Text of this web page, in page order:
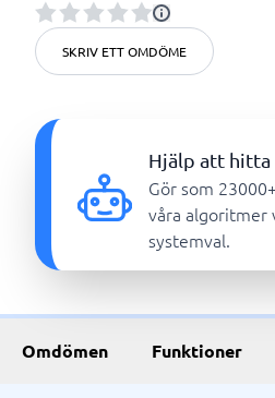
SKRIV ETT OMDÖME
Hjälp att hitta
Gör som
våra algoritmer
systemval.
Omdömen Funktioner